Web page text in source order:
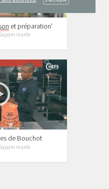
et préparation'
marée
de Bouchot
marée